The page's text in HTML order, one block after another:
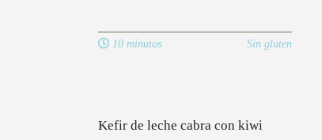
10 minutos Sin gluten
Kefir de leche cabra con kiwi